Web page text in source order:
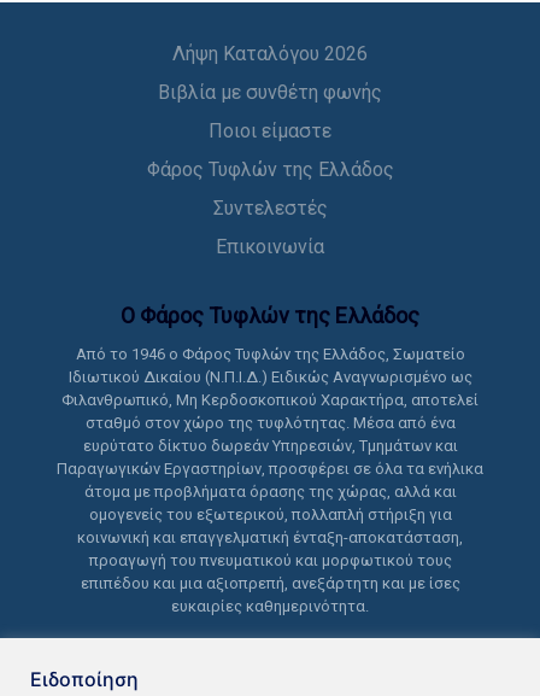
Λήψη Καταλόγου 2026
Βιβλία με συνθέτη φωνής
Ποιοι είμαστε
Φάρος Τυφλών της Ελλάδος
Συντελεστές
Επικοινωνία
Ο Φάρος Τυφλών της Ελλάδoς
Από το 1946 ο Φάρος Τυφλών της Ελλάδος, Σωματείο
Ιδιωτικού Δικαίου (Ν.Π.Ι.Δ.) Ειδικώς Αναγνωρισμένο ως
Φιλανθρωπικό, Μη Κερδοσκοπικού Χαρακτήρα, αποτελεί
σταθμό στον χώρο της τυφλότητας. Μέσα από ένα
ευρύτατο δίκτυο δωρεάν Υπηρεσιών, Τμημάτων και
Παραγωγικών Εργαστηρίων, προσφέρει σε όλα τα ενήλικα
άτομα με προβλήματα όρασης της χώρας, αλλά και
ομογενείς του εξωτερικού, πολλαπλή στήριξη για
κοινωνική και επαγγελματική ένταξη-αποκατάσταση,
προαγωγή του πνευματικού και μορφωτικού τους
επιπέδου και μια αξιοπρεπή, ανεξάρτητη και με ίσες
ευκαιρίες καθημερινότητα.
Ειδοποίηση